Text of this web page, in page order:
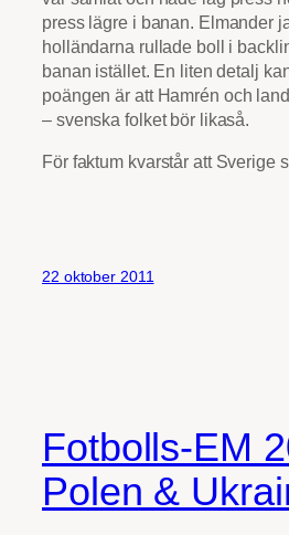
press lägre i banan. Elmander
holländarna rullade boll i
banan istället. En liten detalj
poängen är att Hamrén och
– svenska folket bör likaså.
För faktum kvarstår att Sverige
22 oktober 2011
Fotbolls-EM
Polen &